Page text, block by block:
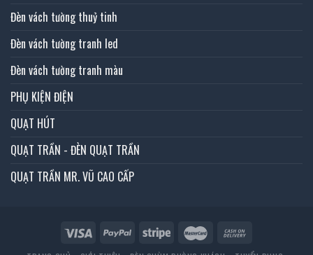
Đèn vách tường thuỷ tinh
Đèn vách tường tranh led
Đèn vách tường tranh màu
PHỤ KIỆN ĐIỆN
QUẠT HÚT
QUẠT TRẦN - ĐÈN QUẠT TRẦN
QUẠT TRẦN MR. VŨ CAO CẤP